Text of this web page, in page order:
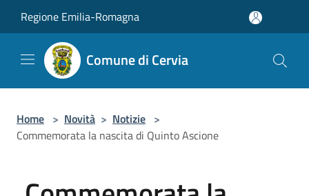
Regione Emilia-Romagna
Comune di Cervia
Home > Novità > Notizie >
Commemorata la nascita di Quinto Ascione